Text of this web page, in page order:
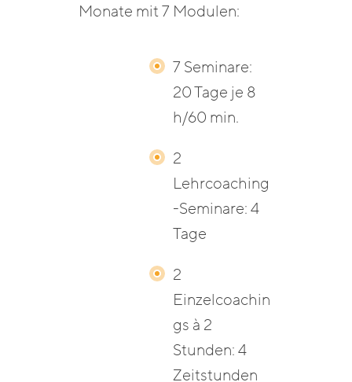
Monate mit 7 Modulen:
7 Seminare:
20 Tage je 8
h/60 min.
2
Lehrcoaching
-Seminare: 4
Tage
2
Einzelcoachin
gs à 2
Stunden: 4
Zeitstunden